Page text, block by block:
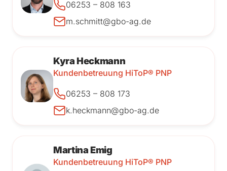
06253 – 808 163
m.schmitt@gbo-ag.de
Kyra Heckmann
Kundenbetreuung HiToP® PNP
06253 – 808 173
k.heckmann@gbo-ag.de
Martina Emig
Kundenbetreuung HiToP® PNP